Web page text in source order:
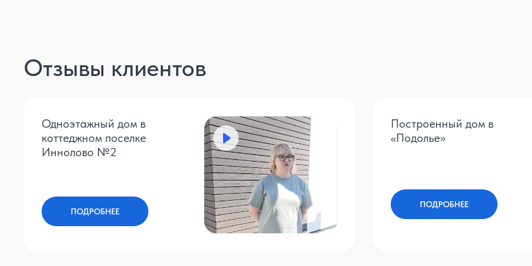
Отзывы клиентов
Одноэтажный дом в
коттеджном поселке
Иннолово №2
ПОДРОБНЕЕ
Построенный дом в
«Подолье»
ПОДРОБНЕЕ